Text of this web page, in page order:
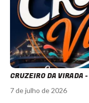
CRUZEIRO DA VIRADA
7 de julho de 2026